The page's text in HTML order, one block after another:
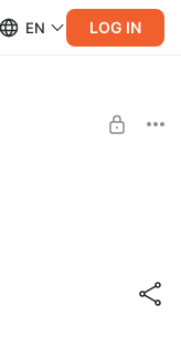
EN LOG IN
Ермолов)